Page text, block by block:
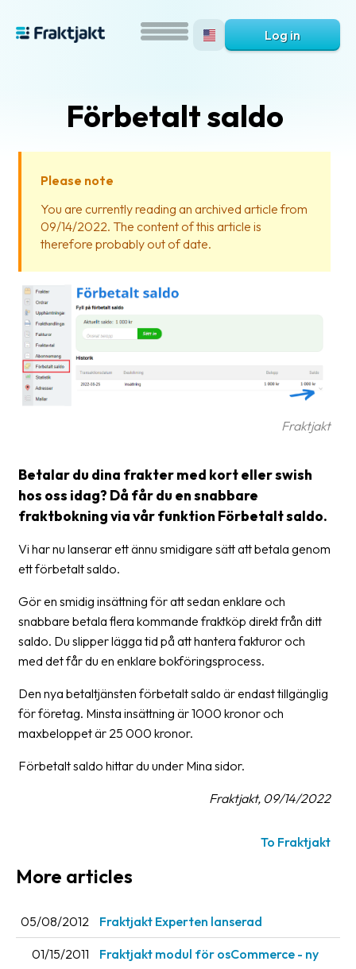
What
Help?
Glossary
Printer
settings
Customs
declarations
Delivery
terms
Pickups
Downloads
Barcode
scanner
company
Fraktjakt
Media
Log in
Förbetalt saldo
Please note
You are currently reading an archived article from
09/14/2022. The content of this article is
therefore probably out of date.
Fraktjakt
Betalar du dina frakter med kort eller swish
hos oss idag? Då får du en snabbare
fraktbokning via vår funktion Förbetalt saldo.
Vi har nu lanserar ett ännu smidigare sätt att betala genom
ett förbetalt saldo.
Gör en smidig insättning för att sedan enklare och
snabbare betala flera kommande fraktköp direkt från ditt
saldo. Du slipper lägga tid på att hantera fakturor och
med det får du en enklare bokföringsprocess.
Den nya betaltjänsten förbetalt saldo är endast tillgänglig
för företag. Minsta insättning är 1000 kronor och
maxbeloppet är 25 000 kronor.
Förbetalt saldo hittar du under Mina sidor.
Fraktjakt, 09/14/2022
To Fraktjakt
More articles
05/08/2012 Fraktjakt Experten lanserad
01/15/2011
Fraktjakt modul för osCommerce - ny